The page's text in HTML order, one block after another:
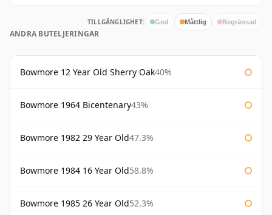
TILLGÄNGLIGHET: God Måttlig Begränsad
ANDRA BUTELJERINGAR
Bowmore 12 Year Old Sherry Oak40%
Bowmore 1964 Bicentenary43%
Bowmore 1982 29 Year Old47.3%
Bowmore 1984 16 Year Old58.8%
Bowmore 1985 26 Year Old52.3%